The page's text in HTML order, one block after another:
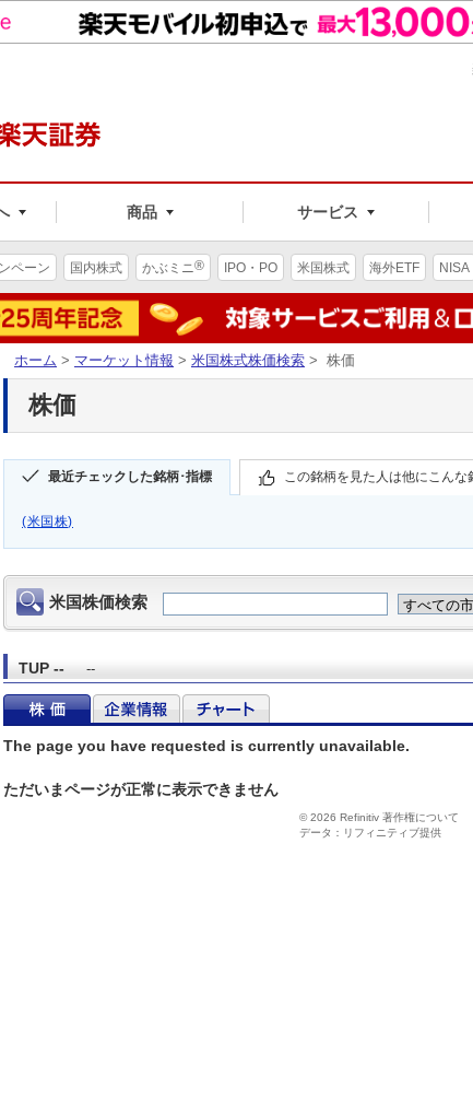
商品 サービス
ペーン 国内株式 かぶミニ® IPO・PO 米国株式 海外ETF NISA
ホーム > マーケット情報 > 米国株式株価検索 > 株価
株価
最近チェックした銘柄･指標 この銘柄を見た人は他にこんな
(米国株)